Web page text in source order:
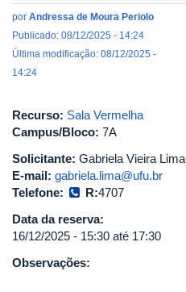
por Andressa de Moura Periolo
Publicado: 08/12/2025 - 14:24
Última modificação: 08/12/2025 -
14:24
Recurso: Sala Vermelha
Campus/Bloco: 7A
Solicitante: Gabriela Vieira Lima
E-mail: gabriela.lima@ufu.br
Telefone:
R:4707
Data da reserva:
16/12/2025 - 15:30 até 17:30
Observações: